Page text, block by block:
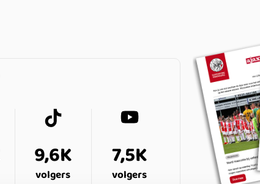
9,6K
volgers
7,5K
volgers